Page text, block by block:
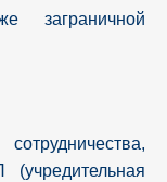
заграничной